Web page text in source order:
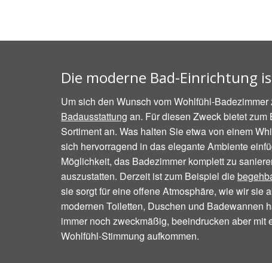
Die moderne Bad-Einrichtung
Um sich den Wunsch vom Wohlfühl-
Badausstattung an. Für diesen Zweck bietet
Sortiment an. Was halten Sie etwa von einem
sich hervorragend in das elegante Ambiente
Möglichkeit, das Badezimmer komplett zu
auszustatten. Derzeit ist zum Beispiel die
sie sorgt für eine offene Atmosphäre, wie wir sie
modernen Toiletten, Duschen und Badewannen
immer noch zweckmäßig, beeindrucken aber
Wohlfühl-Stimmung aufkommen.